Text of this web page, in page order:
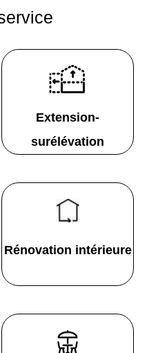
Extension-
surélévation
Rénovation intérieure